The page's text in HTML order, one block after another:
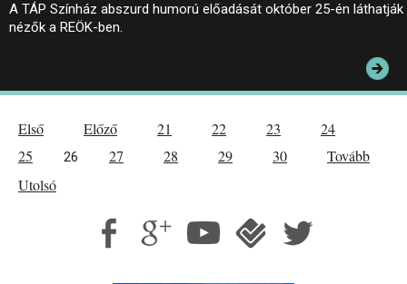
A TÁP Színház abszurd humorú előadását október 25-én láthatják
nézők a REÖK-ben.
Első Előző 21 22 23
24
25
26 27 28 29 30
Tovább
Utolsó